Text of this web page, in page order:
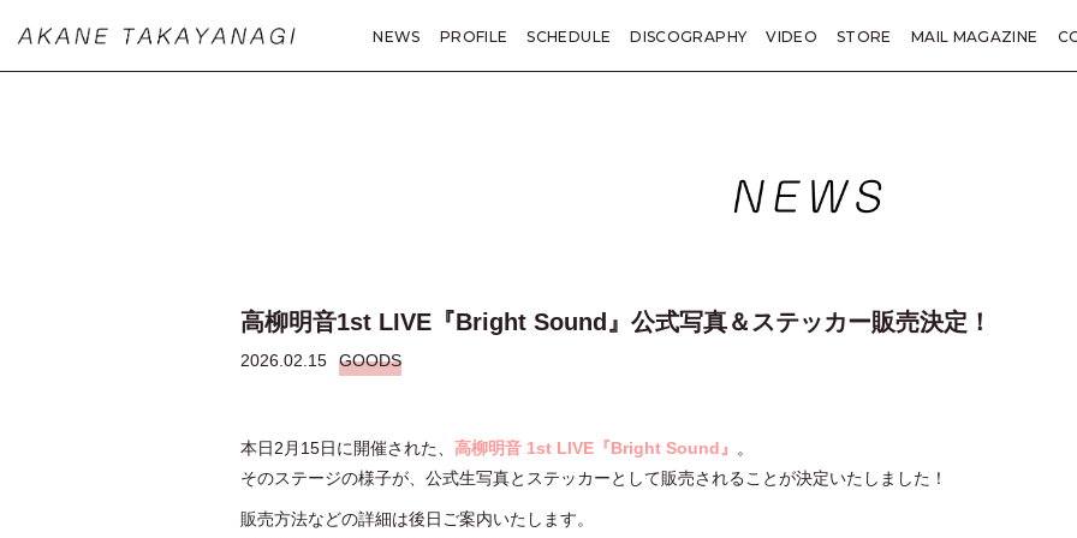
NEWS PROFILE SCHEDULE DISCOGRAPHY VIDEO STORE MAIL MAGAZINE
高柳明音1st LIVE『Bright Sound』公式写真＆ステッカー販売決定！
2026.02.15 GOODS
本日2月15日に開催された、 高柳明音 1st LIVE『Bright Sound』
。
そのステージの様子が、公式生写真とステッカーとして販売されることが決定いたしました！
販売方法などの詳細は後日ご案内いたします。